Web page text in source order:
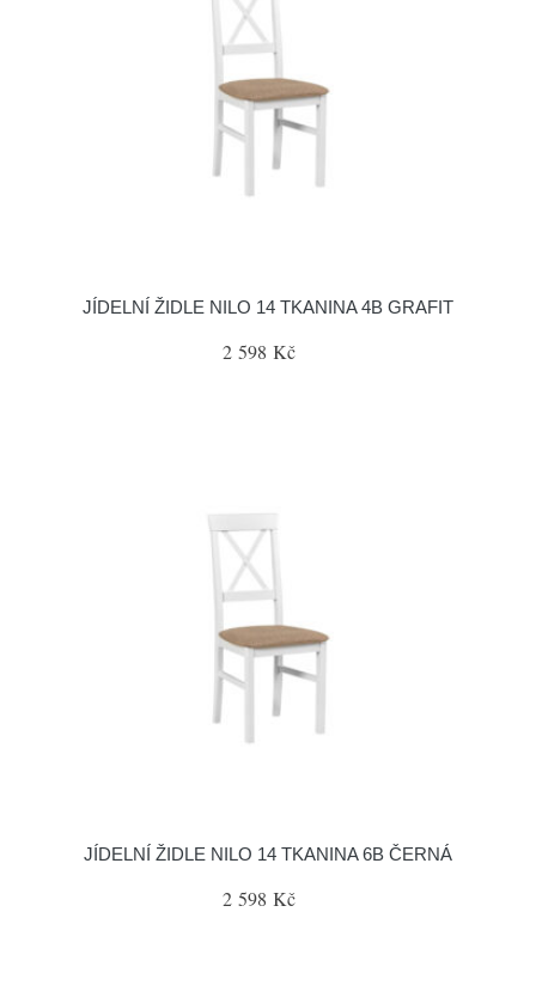
JÍDELNÍ ŽIDLE NILO 14 TKANINA 4B GRAFIT
2 598 Kč
JÍDELNÍ ŽIDLE NILO 14 TKANINA 6B ČERNÁ
2 598 Kč